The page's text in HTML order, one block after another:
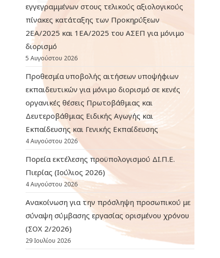
εγγεγραμμένων στους τελικούς αξιολογικούς
πίνακες κατάταξης των Προκηρύξεων
2ΕΑ/2025 και 1ΕΑ/2025 του ΑΣΕΠ για μόνιμο
διορισμό
5 Αυγούστου 2026
Προθεσμία υποβολής αιτήσεων υποψήφιων
εκπαιδευτικών για μόνιμο διορισμό σε κενές
οργανικές θέσεις Πρωτοβάθμιας και
Δευτεροβάθμιας Ειδικής Αγωγής και
Εκπαίδευσης και Γενικής Εκπαίδευσης
4 Αυγούστου 2026
Πορεία εκτέλεσης προϋπολογισμού ΔΙ.Π.Ε.
Πιερίας (Ιούλιος 2026)
4 Αυγούστου 2026
Ανακοίνωση για την πρόσληψη προσωπικού με
σύναψη σύμβασης εργασίας ορισμένου χρόνου
(ΣΟΧ 2/2026)
29 Ιουλίου 2026